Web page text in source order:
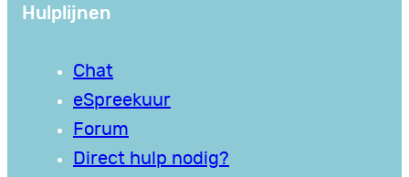
Hulplijnen
Chat
eSpreekuur
Forum
Direct hulp nodig?